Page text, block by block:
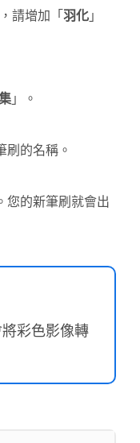
請增加「 羽化 」
」。
刷的名稱。
您的新筆刷就會出
彩色影像轉